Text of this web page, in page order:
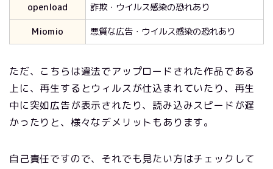
openload
詐欺・ウイルス感染の恐れあり
Miomio
悪質な広告・ウイルス感染の恐れあり
ただ、こちらは違法でアップロードされた作品である
上に、再生するとウィルスが仕込まれていたり、再生
中に突如広告が表示されたり、読み込みスピードが遅
かったりと、様々なデメリットもあります。
自己責任ですので、それでも見たい方はチェックして